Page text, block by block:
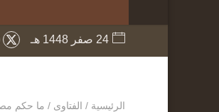
24 صفر 1448 هـ
الرئيسية / الفتاوى / ما حكم